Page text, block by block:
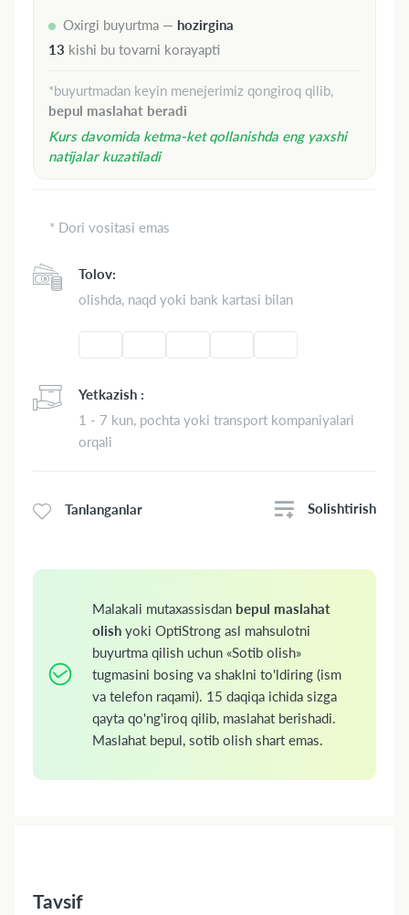
Oxirgi buyurtma — hozirgina
13 kishi bu tovarni korayapti
*buyurtmadan keyin menejerimiz qongiroq qilib,
bepul maslahat beradi
Kurs davomida ketma-ket qollanishda eng yaxshi
natijalar kuzatiladi
* Dori vositasi emas
Tolov:
olishda, naqd yoki bank kartasi bilan
Yetkazish :
1 - 7 kun, pochta yoki transport kompaniyalari
orqali
Tanlanganlar Solishtirish
Malakali mutaxassisdan bepul maslahat
olish yoki OptiStrong asl mahsulotni
buyurtma qilish uchun «Sotib olish»
tugmasini bosing va shaklni to'ldiring (ism
va telefon raqami). 15 daqiqa ichida sizga
qayta qo'ng'iroq qilib, maslahat berishadi.
Maslahat bepul, sotib olish shart emas.
Tavsif